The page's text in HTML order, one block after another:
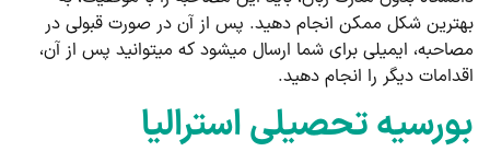
بهترین شکل ممکن انجام دهید. پس از آن در صورت قبولی در
مصاحبه، ایمیلی برای شما ارسال می­شود که می­توانید پس از آن،
اقدامات دیگر را انجام دهید.
بورسیه تحصیلی استرالیا